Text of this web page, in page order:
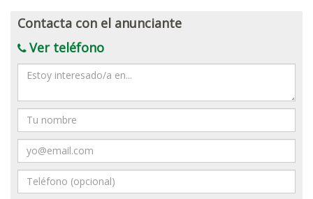
Contacta con el anunciante
Ver teléfono
Mensaje
Nombre
Email
Teléfono